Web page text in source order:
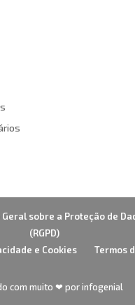
sobre a Proteção de
(RGPD)
e Cookies
Termos
com muito ❤ por infogenial